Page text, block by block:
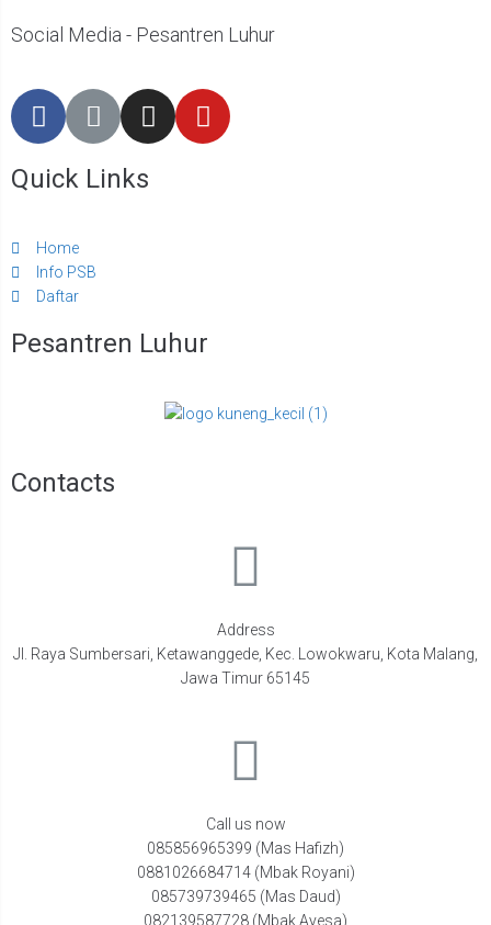
Social Media - Pesantren Luhur
Quick Links
Home
Info PSB
Daftar
Pesantren Luhur
Contacts
Address
Jl. Raya Sumbersari, Ketawanggede, Kec. Lowokwaru, Kota Malang,
Jawa Timur 65145
Call us now
085856965399 (Mas Hafizh)
0881026684714 (Mbak Royani)
085739739465 (Mas Daud)
082139587728 (Mbak Ayesa)